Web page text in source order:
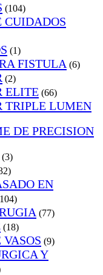
(104)
CUIDADOS
(1)
FISTULA (6)
(2)
ELITE (66)
TRIPLE LUMEN
DE PRECISION
(3)
EN
(77)
(18)
(9)
Y